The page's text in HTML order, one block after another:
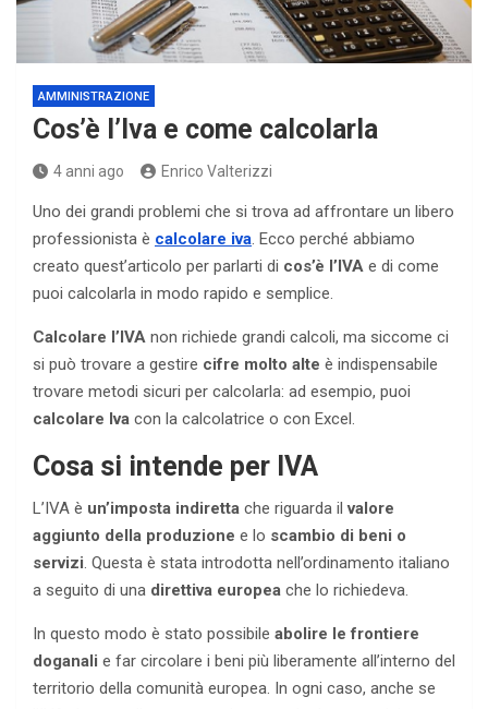
AMMINISTRAZIONE
Cos’è l’Iva e come calcolarla
4 anni ago Enrico Valterizzi
Uno dei grandi problemi che si trova ad affrontare un libero
professionista è calcolare iva. Ecco perché abbiamo
creato quest’articolo per parlarti di cos’è l’IVA e di come
puoi calcolarla in modo rapido e semplice.
Calcolare l’IVA non richiede grandi calcoli, ma siccome ci
si può trovare a gestire cifre molto alte è indispensabile
trovare metodi sicuri per calcolarla: ad esempio, puoi
calcolare Iva con la calcolatrice o con Excel.
Cosa si intende per IVA
L’IVA è un’imposta indiretta che riguarda ilvalore
aggiunto della produzione e lo scambio di beni o
servizi. Questa è stata introdotta nell’ordinamento italiano
a seguito di una direttiva europea che lo richiedeva.
In questo modo è stato possibile abolire le frontiere
doganali e far circolare i beni più liberamente all’interno del
territorio della comunità europea. In ogni caso, anche se